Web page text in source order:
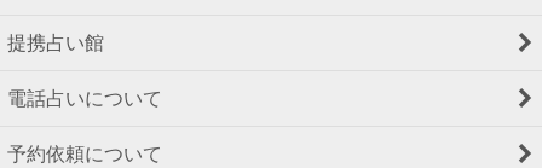
提携占い館
電話占いについて
予約依頼について